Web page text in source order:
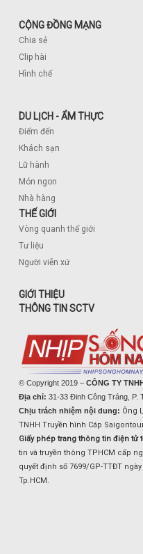
CỘNG ĐỒNG MẠNG
Chia sẻ
Clip hài
Hình chế
DU LỊCH - ẨM THỰC
Điểm đến
Khách sạn
Lữ hành
Món ngon
Nhà hàng
THẾ GIỚI
Vòng quanh thế giới
Tư liệu
Người viễn xứ
GIỚI THIỆU
THÔNG TIN SCTV
© Copyright 2019 – CÔNG TY
Địa chỉ: 31-33 Đinh Công Tráng, P.
Chịu trách nhiệm nội dung: Ông
TNHH Truyền hình Cáp
Giấy phép trang thông tin điện tử
tin và truyền thông TPHCM cấp
quyết định số 7699/GP-TTĐT
Tp.HCM.